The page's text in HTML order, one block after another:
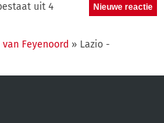
uit 4
Feyenoord » Lazio -